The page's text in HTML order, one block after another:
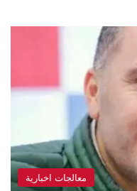
معالجات اخبارية